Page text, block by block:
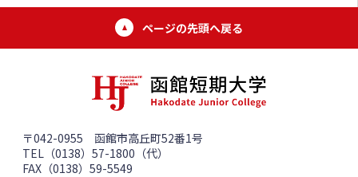
ページの先頭へ戻る
〒042-0955 函館市高丘町52番1号
TEL（0138）57-1800（代）
FAX（0138）59-5549